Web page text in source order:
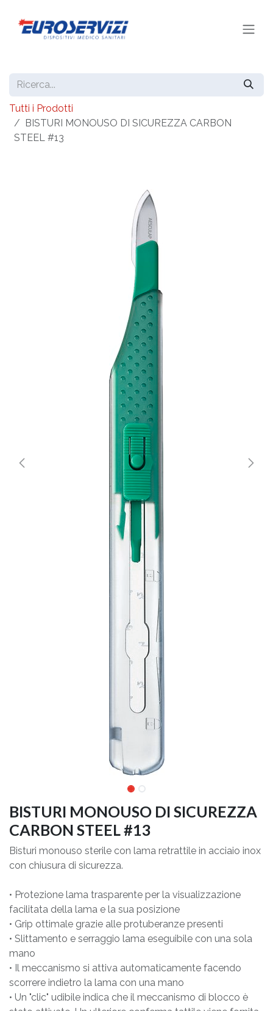
Tutti i Prodotti
BISTURI MONOUSO DI SICUREZZA CARBON
STEEL #13
BISTURI MONOUSO DI SICUREZZA
CARBON STEEL #13
Bisturi monouso sterile con lama retrattile in acciaio inox
con chiusura di sicurezza.
• Protezione lama trasparente per la visualizzazione
facilitata della lama e la sua posizione
• Grip ottimale grazie alle protuberanze presenti
• Slittamento e serraggio lama eseguibile con una sola
mano
• Il meccanismo si attiva automaticamente facendo
scorrere indietro la lama con una mano
• Un "clic" udibile indica che il meccanismo di blocco è